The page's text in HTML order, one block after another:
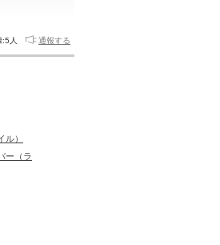
:5人 通報する
）
ー（ラ